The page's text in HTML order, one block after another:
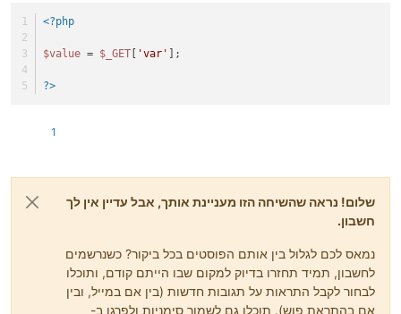
<?php
$value = $_GET [ 'var' ];
?>
1
שלום! נראה שהשיחה הזו מעניינת אותך, אבל עדיין אין לך
חשבון.
נמאס לכם לגלול בין אותם הפוסטים בכל ביקור? כשנרשמים
לחשבון, תמיד תחזרו בדיוק למקום שבו הייתם קודם, ותוכלו
לבחור לקבל התראות על תגובות חדשות (בין אם במייל, ובין
אם בהתראת פוש). תוכלו גם לשמור סימניות ולפרגן ב-